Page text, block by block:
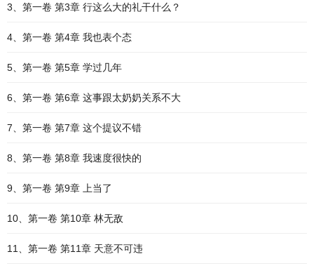
3、第一卷 第3章 行这么大的礼干什么？
4、第一卷 第4章 我也表个态
5、第一卷 第5章 学过几年
6、第一卷 第6章 这事跟太奶奶关系不大
7、第一卷 第7章 这个提议不错
8、第一卷 第8章 我速度很快的
9、第一卷 第9章 上当了
10、第一卷 第10章 林无敌
11、第一卷 第11章 天意不可违